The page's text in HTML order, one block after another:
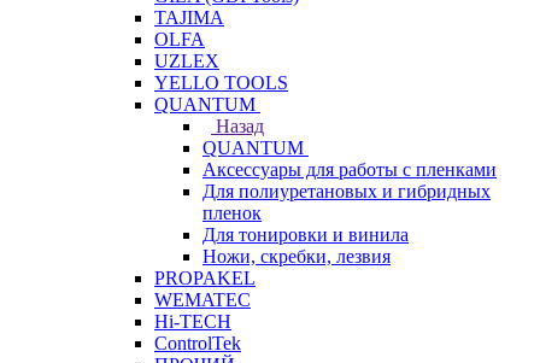
TAJIMA
OLFA
UZLEX
YELLO TOOLS
QUANTUM
Назад
QUANTUM
Аксессуары для работы с пленками
Для полиуретановых и гибридных
пленок
Для тонировки и винила
Ножи, скребки, лезвия
PROPAKEL
WEMATEC
Hi-TECH
ControlTek